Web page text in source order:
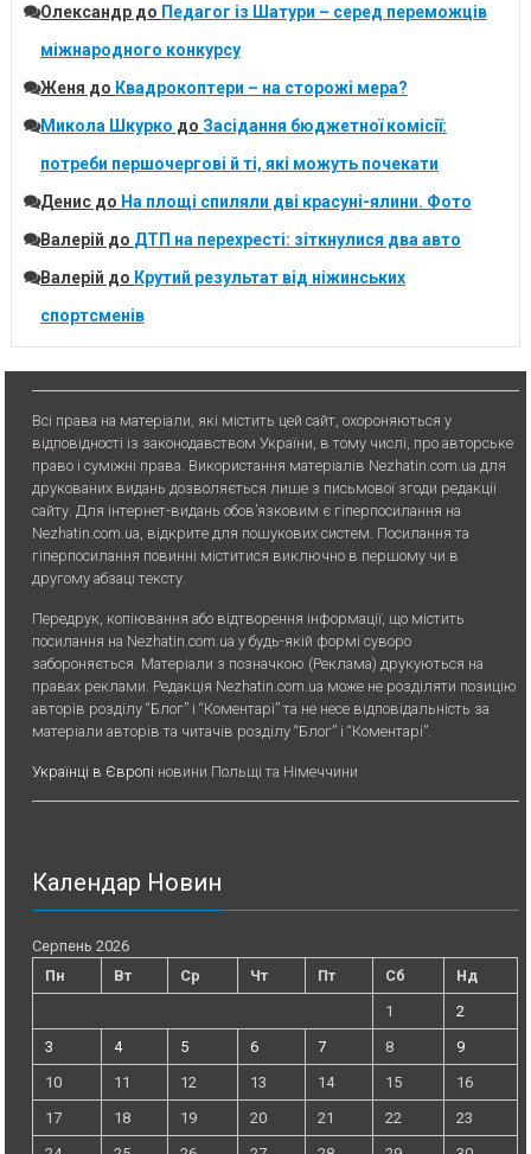
Олександрдо Педагог із Шатури – серед переможців
міжнародного конкурсу
Женя до Квадрокоптери – на сторожі мера?
Микола Шкурко до Засідання бюджетної комісії:
потреби першочергові й ті, які можуть почекати
Денисдо На площі спиляли дві красуні-ялини. Фото
Валерій до ДТП на перехресті: зіткнулися два авто
Валерій до Крутий результат від ніжинських
спортсменів
Всі права на матеріали, які містить цей сайт, охороняються у
відповідності із законодавством України, в тому числі, про авторське
право і суміжні права. Використання матерiалiв Nezhatin.com.ua для
друкованих видань дозволяється лише з письмової згоди редакції
сайту. Для iнтернет-видань обов’язковим є гiперпосилання на
Nezhatin.com.ua, відкрите для пошукових систем. Посилання та
гіперпосилання повинні міститися виключно в першому чи в
другому абзаці тексту.
Передрук, копiювання або вiдтворення iнформацiї, що мiстить
посилання на Nezhatin.com.ua у будь-якiй формi суворо
забороняється. Матеріали з позначкою (Реклама) друкуються на
правах реклами. Редакція Nezhatin.com.ua може не розділяти позицію
авторів розділу “Блог” і “Коментарі” та не несе відповідальність за
матеріали авторів та читачів розділу “Блог” і “Коментарі”.
Українці в Європі новини Польщі та Німеччини
Календар Новин
Серпень 2026
Пн
Вт Ср Чт Пт Сб
Нд
1
2
3
4 5 6 7 8
9
10
11 12 13 14 15
16
17
18 19 20 21 22
23